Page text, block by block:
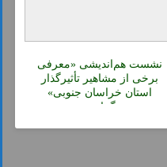
نشست هم‌اندیشی «معرفی
برخی از مشاهیر تأثیرگذار
استان خراسان جنوبی»
برگزار شد.